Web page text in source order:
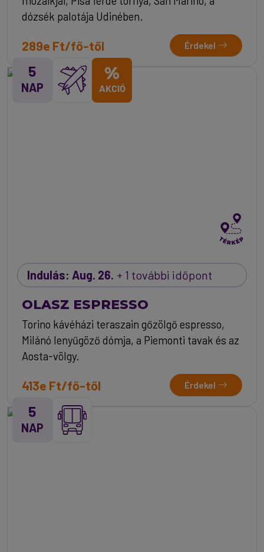
dózsék palotája Udinében.
289e Ft/fő-től Érdekel
5
NAP
%
AKCIÓ
Indulás: Aug. 26. + 1 további időpont
OLASZ ESPRESSO
Torino kávéházi teraszain gőzölgő espresso,
Milánó lenyűgöző dómja, a Piemonti tavak és az
Aosta-völgy.
413e Ft/fő-től Érdekel
5
NAP